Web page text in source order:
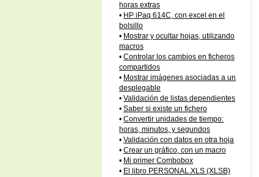
horas extras
• HP iPaq 614C, con excel en el
bolsillo
• Mostrar y ocultar hojas, utilizando
macros
• Controlar los cambios en ficheros
compartidos
• Mostrar imágenes asociadas a un
desplegable
• Validación de listas dependientes
• Saber si existe un fichero
• Convertir unidades de tiempo:
horas, minutos, y segundos
• Validación con datos en otra hoja
• Crear un gráfico, con un macro
• Mi primer Combobox
• El libro PERSONAL.XLS (XLSB)